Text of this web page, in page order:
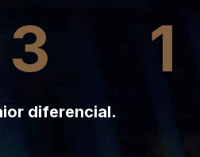
3 1
diferencial.